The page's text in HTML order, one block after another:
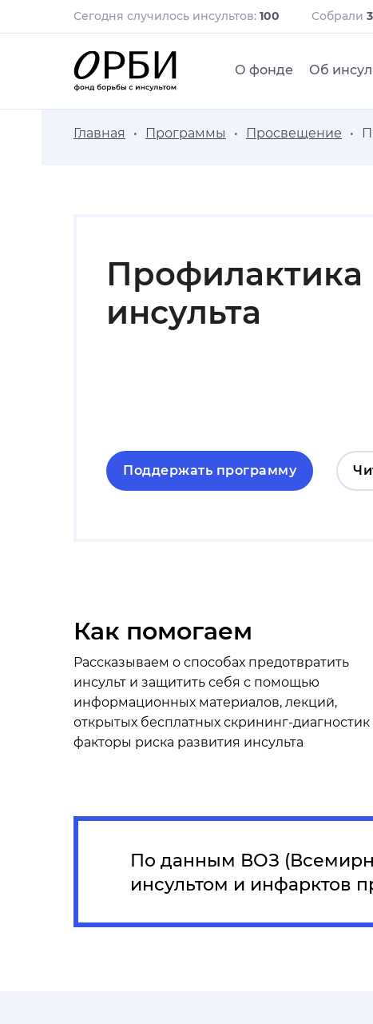
Сегодня случилось инсультов: 100 Собрали
О фонде Об
Главная Программы Просвещение
Профилактика
инсульта
Поддержать программу
Как помогаем
Рассказываем о способах предотвратить
инсульт и защитить себя с помощью
информационных материалов, лекций,
открытых бесплатных скрининг-диагностик
факторы риска развития инсульта
По данным ВОЗ
инсультом и инфарктов